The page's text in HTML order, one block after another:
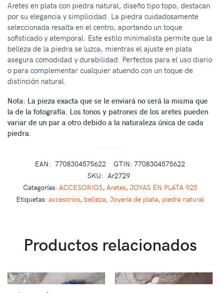
Aretes en plata con piedra natural, diseño tipo topo, destacan
por su elegancia y simplicidad. La piedra cuidadosamente
seleccionada resalta en el centro, aportando un toque
sofisticado y atemporal. Este estilo minimalista permite que la
belleza de la piedra se luzca, mientras el ajuste en plata
asegura comodidad y durabilidad. Perfectos para el uso diario
o para complementar cualquier atuendo con un toque de
distinción natural.
Nota: La pieza exacta que se le enviará no será la misma que
la de la fotografía. Los tonos y patrones de los aretes pueden
variar de un par a otro debido a la naturaleza única de cada
piedra.
EAN: 7708304575622
GTIN: 7708304575622
SKU: Ar2729
Categorías: ACCESORIOS, Aretes, JOYAS EN PLATA 925
Etiquetas: accesorios, belleza, Joyería de plata, piedra natural
Productos relacionados